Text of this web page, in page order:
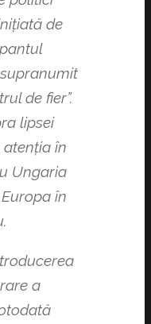
de
de fier”.
lipsei
în
Ungaria
în
a